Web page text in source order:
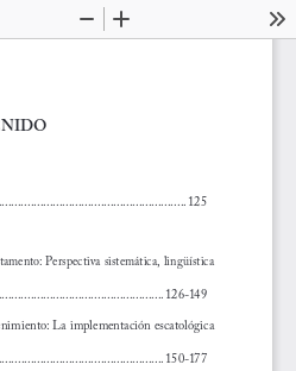
Zoom
125
Perspectiva sistemática, lingüística
126-149
La implementación escatológica
150-177